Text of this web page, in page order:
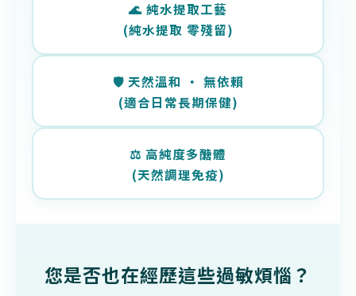
🌊 純水提取工藝
(純水提取 零殘留)
🛡️ 天然溫和 ‧ 無依賴
(適合日常長期保健)
⚖️ 高純度多醣體
(天然調理免疫)
您是否也在經歷這些過敏煩惱？